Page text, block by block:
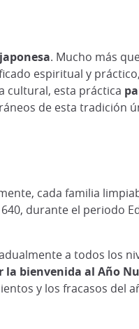
. Mucho más
espiritual y
cultural, esta práctica
de esta tradición
cada familia
durante el periodo
a todos los
bienvenida al Año
y los fracasos del